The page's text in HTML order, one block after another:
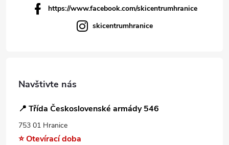
https://www.facebook.com/skicentrumhranice
skicentrumhranice
Navštivte nás
📍 Třída Československé armády 546
753 01 Hranice
⭐ Otevírací doba